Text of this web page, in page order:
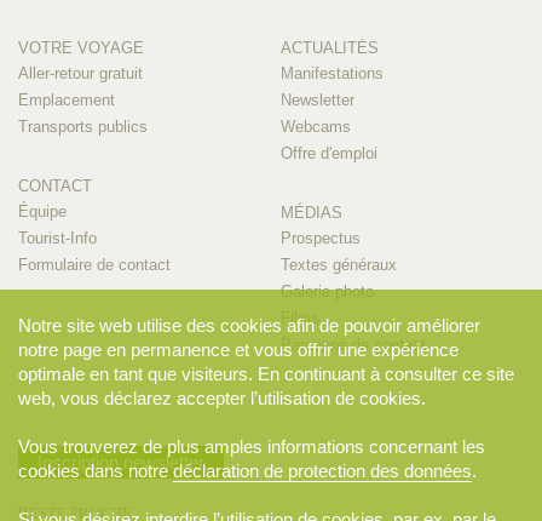
VOTRE VOYAGE
Aller-retour gratuit
Emplacement
Transports publics
CONTACT
Équipe
Tourist-Info
Formulaire de contact
ACTUALITÉS
Manifestations
Newsletter
Webcams
Offre d'emploi
MÉDIAS
Prospectus
Textes généraux
Galerie photo
Films
Personne de contact
Inscription newsletter
RESTE PROCHE
Notre site web utilise des cookies afin de pouvoir améliorer
notre page en permanence et vous offrir une expérience
optimale en tant que visiteurs. En continuant à consulter ce site
web, vous déclarez accepter l’utilisation de cookies.
Vous trouverez de plus amples informations concernant les
cookies dans notredéclaration de protection des données.